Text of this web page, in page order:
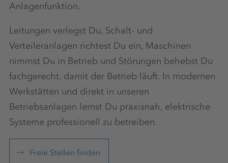
Anlagenfunktion.
Leitungen verlegst Du, Schalt- und
Verteileranlagen richtest Du ein, Maschinen
nimmst Du in Betrieb und Störungen behebst Du
fachgerecht, damit der Betrieb läuft. In modernen
Werkstätten und direkt in unseren
Betriebsanlagen lernst Du praxisnah, elektrische
Systeme professionell zu betreiben.
Freie Stellen finden